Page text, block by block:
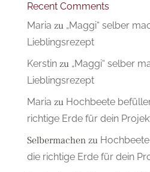
Recent Comments
Maria zu „Maggi“ selber
Lieblingsrezept
Kerstinzu „Maggi“ selber
Lieblingsrezept
Maria zu Hochbeete
richtige Erde für dein
Selbermachenzu
die richtige Erde für dein